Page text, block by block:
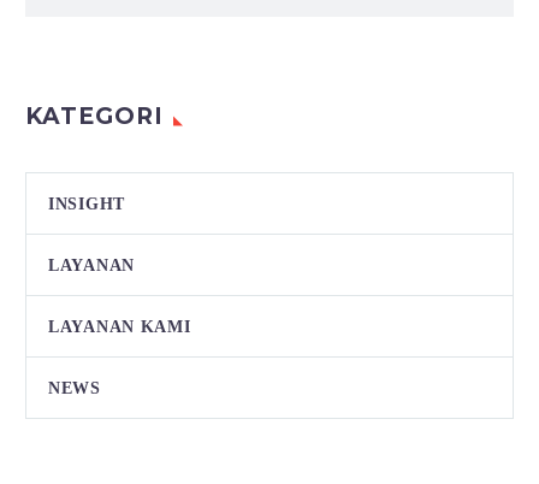
KATEGORI
INSIGHT
LAYANAN
LAYANAN KAMI
NEWS